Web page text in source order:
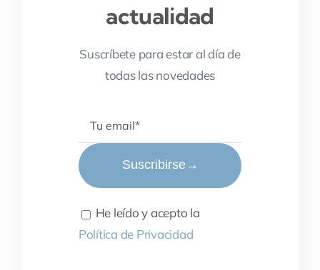
actualidad
Suscríbete para estar al día de
todas las novedades
Suscribirse→
He leído y acepto la
Política de Privacidad